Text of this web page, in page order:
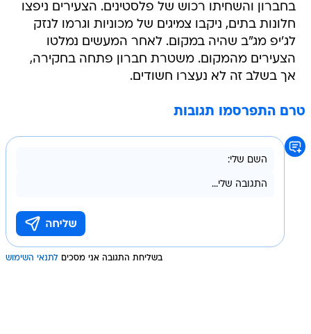
בחברון והשחיתו רכוש של פלסטינים. הצעירים ניפצו
חלונות בתים, ניקבו צמיגים של מכוניות וגרמו לנזק
לג'יפ מג"ב שהיה במקום. לאחר המעשים נמלטו
הצעירים מהמקום. משטרת חברון פתחה בחקירה,
אך בשלב זה לא נעצרו חשודים.
טרם התפרסמו תגובות
בשליחת התגובה אני מסכים לתנאי השימוש